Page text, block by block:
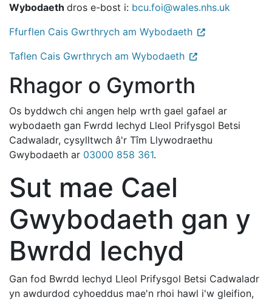
Wybodaeth dros e-bost i: bcu.foi@wales.nhs.uk
Ffurflen Cais Gwrthrych am Wybodaeth
Taflen Cais Gwrthrych am Wybodaeth
Rhagor o Gymorth
Os byddwch chi angen help wrth gael gafael ar
wybodaeth gan Fwrdd Iechyd Lleol Prifysgol Betsi
Cadwaladr, cysylltwch â'r Tîm Llywodraethu
Gwybodaeth ar 03000 858 361.
Sut mae Cael
Gwybodaeth gan y
Bwrdd Iechyd
Gan fod Bwrdd Iechyd Lleol Prifysgol Betsi Cadwaladr
yn awdurdod cyhoeddus mae'n rhoi hawl i'w gleifion,